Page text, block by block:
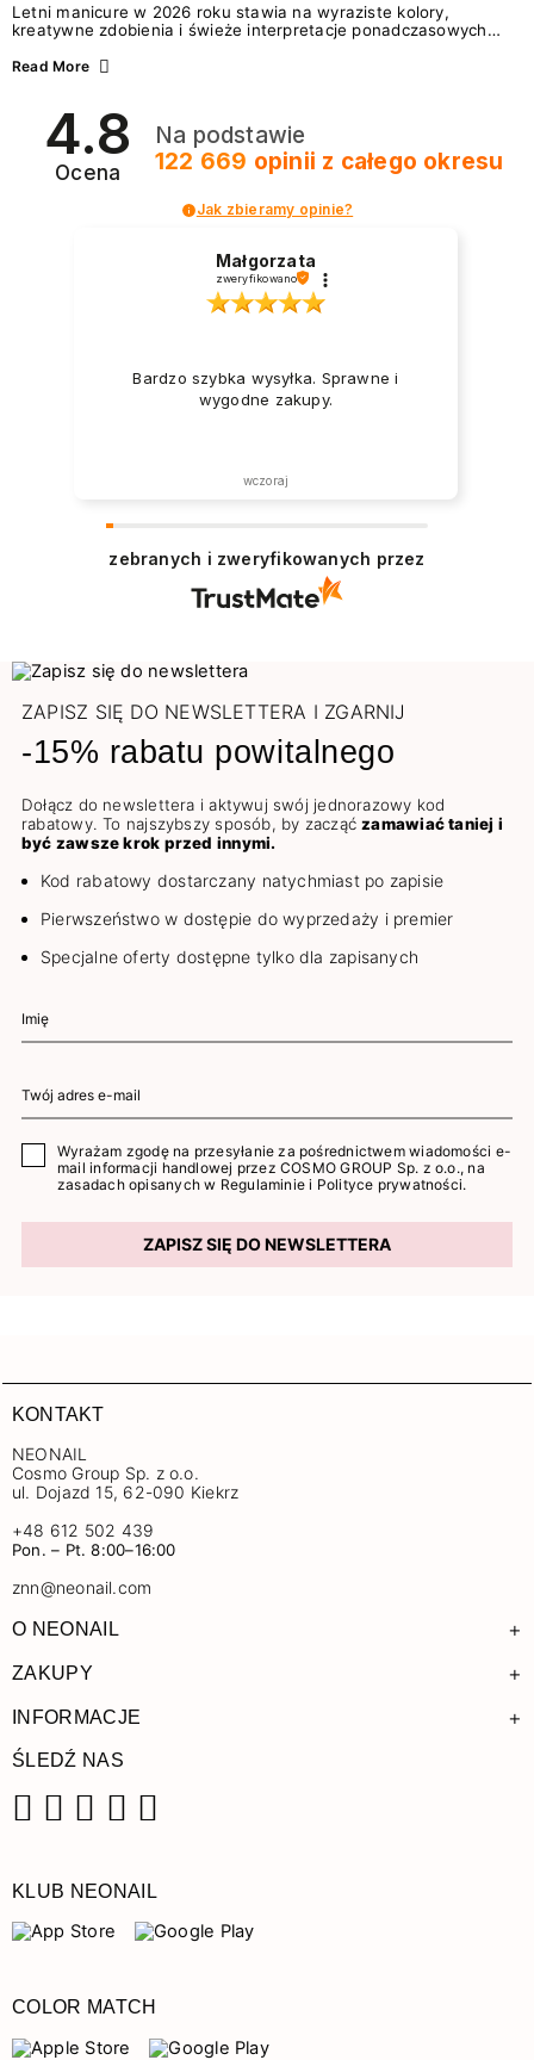
Letni manicure w 2026 roku stawia na wyraziste kolory,
kreatywne zdobienia i świeże interpretacje ponadczasowych
zarówno energetycznych odcieni inspirowanych wakacjami, jak
2026? Znajdź inspirację dla swojego manicure!
Read More
4.8
Ocena
Na podstawie
122 669 opinii z całego okresu
Jak zbieramy opinie?
Małgorzata
zweryfikowano
Bardzo szybka wysyłka. Sprawne i
wygodne zakupy.
wczoraj
zebranych i zweryfikowanych przez
ZAPISZ SIĘ DO NEWSLETTERA I ZGARNIJ
-15% rabatu powitalnego
Dołącz do newslettera i aktywuj swój jednorazowy kod
rabatowy. To najszybszy sposób, by zacząćzamawiać taniej i
być zawsze krok przed innymi.
Kod rabatowy dostarczany natychmiast po zapisie
Pierwszeństwo w dostępie do wyprzedaży i premier
Specjalne oferty dostępne tylko dla zapisanych
Wyrażam zgodę na przesyłanie za pośrednictwem wiadomości e-
mail informacji handlowej przez COSMO GROUP Sp. z o.o., na
zasadach opisanych w Regulaminie i Polityce prywatności.
ZAPISZ SIĘ DO NEWSLETTERA
KONTAKT
NEONAIL
Cosmo Group Sp. z o.o.
ul. Dojazd 15, 62-090 Kiekrz
+48 612 502 439
Pon. – Pt. 8:00–16:00
znn@neonail.com
O NEONAIL +
ZAKUPY +
INFORMACJE +
ŚLEDŹ NAS
KLUB NEONAIL
COLOR MATCH